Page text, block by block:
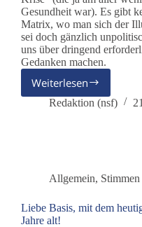
Gesundheit war). Es gibt
Matrix, wo man sich der
sei doch gänzlich
uns über dringend
Gedanken machen.
Weiterlesen
Links
&
hat
dieBasis
damit
zu
Redaktion (nsf)
Allgemein,
Liebe Basis, mit dem
Jahre alt!